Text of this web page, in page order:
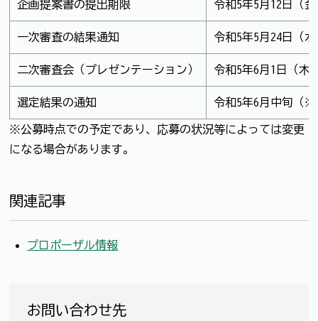
企画提案書の提出期限 令和5年5月12日（
一次審査の結果通知 令和5年5月24日（
二次審査会（プレゼンテーション） 令和5年6月1日（木
選定結果の通知 令和5年6月中旬（※
※公募時点での予定であり、応募の状況等によっては変更
になる場合があります。
関連記事
プロポーザル情報
お問い合わせ先